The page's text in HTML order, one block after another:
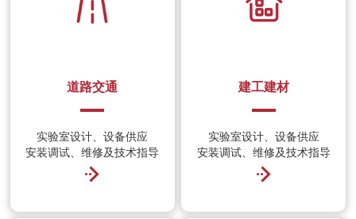
道路交通
实验室设计、设备供应
安装调试、维修及技术指导
建工建材
实验室设计、设备供应
安装调试、维修及技术指导